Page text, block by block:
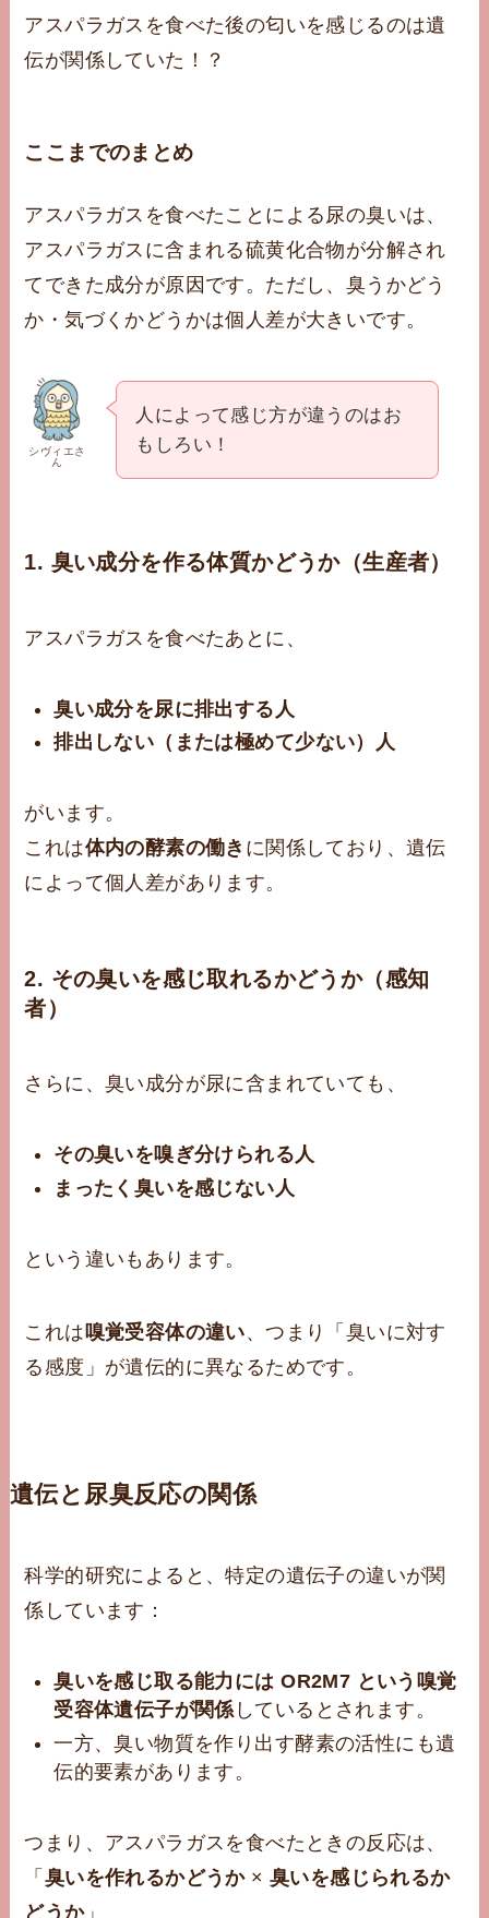
アスパラガスを食べた後の匂いを感じるのは遺
伝が関係していた！？
ここまでのまとめ
アスパラガスを食べたことによる尿の臭いは、
アスパラガスに含まれる硫黄化合物が分解され
てできた成分が原因です。ただし、臭うかどう
か・気づくかどうかは個人差が大きいです。
シヴィエさ
ん
人によって感じ方が違うのはお
もしろい！
1. 臭い成分を作る体質かどうか（生産者）
アスパラガスを食べたあとに、
臭い成分を尿に排出する人
排出しない（または極めて少ない）人
がいます。
これは体内の酵素の働き に関係しており、遺伝
によって個人差があります。
2. その臭いを感じ取れるかどうか（感知
者）
さらに、臭い成分が尿に含まれていても、
その臭いを嗅ぎ分けられる人
まったく臭いを感じない人
という違いもあります。
これは嗅覚受容体の違い、つまり「臭いに対す
る感度」が遺伝的に異なるためです。
遺伝と尿臭反応の関係
科学的研究によると、特定の遺伝子の違いが関
係しています：
臭いを感じ取る能力には OR2M7 という嗅覚
受容体遺伝子が関係しているとされます。
一方、臭い物質を作り出す酵素の活性にも遺
伝的要素があります。
つまり、アスパラガスを食べたときの反応は、
「 臭いを作れるかどうか×臭いを感じられるか
どうか」